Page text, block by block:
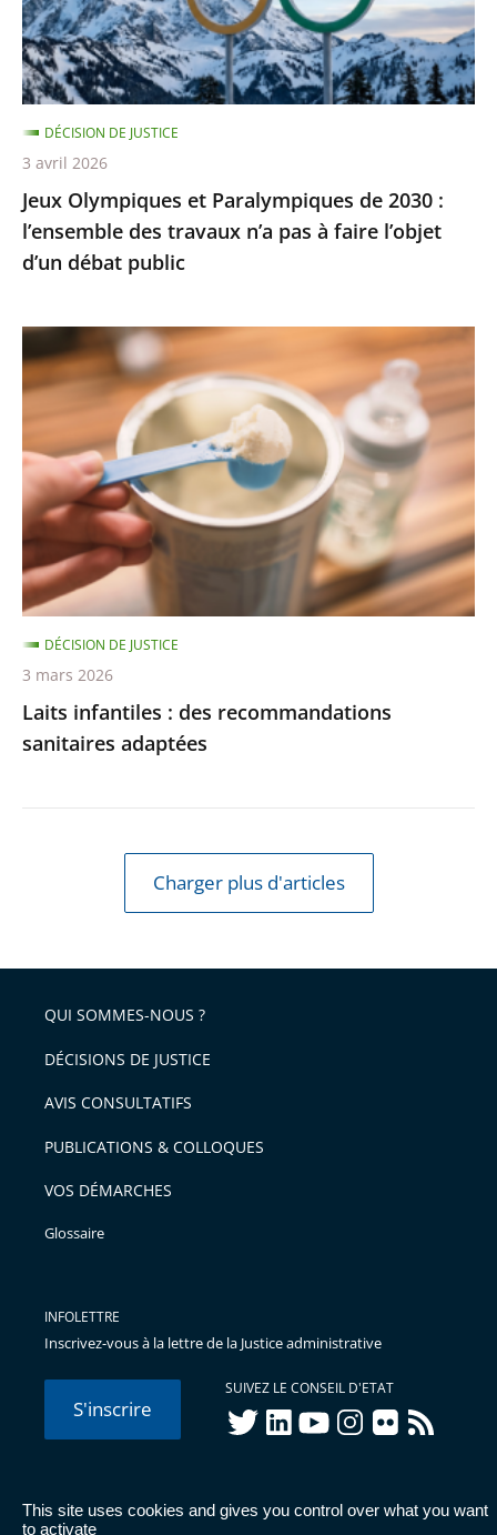
This site uses cookies and gives you control over what you want
to activate
:
l’ensemble
des
travaux
n’a
pas
à
faire
l’objet
débat
public
Jeux Olympiques et Paralympiques de 2030 :
l’ensemble des travaux n’a pas à faire l’objet
d’un débat public
DÉCISION DE JUSTICE
3 avril 2026
Laits
infantiles
:
recommandations
sanitaires
adaptées
Laits infantiles : des recommandations
sanitaires adaptées
DÉCISION DE JUSTICE
3 mars 2026
Charger plus d'articles
QUI SOMMES-NOUS ?
DÉCISIONS DE JUSTICE
AVIS CONSULTATIFS
PUBLICATIONS & COLLOQUES
VOS DÉMARCHES
Glossaire
INFOLETTRE
Inscrivez-vous à la lettre de la Justice administrative
S'inscrire
SUIVEZ LE CONSEIL D'ETAT
twitterlinkedInyoutubeinstagram
flickr rss
© Conseil d'État 2026 - Mentions légales
Données